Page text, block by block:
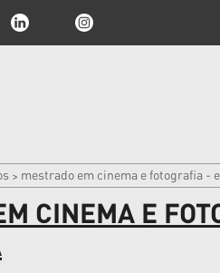
> mestrado em cinema e fotografia -
CINEMA E